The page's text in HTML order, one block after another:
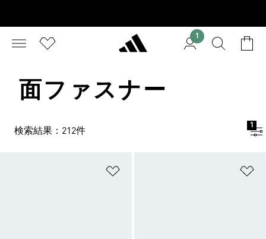
1
面ファスナー
検索結果：212件
1